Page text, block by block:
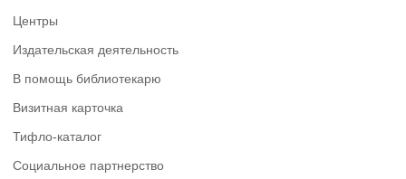
Центры
Издательская деятельность
В помощь библиотекарю
Визитная карточка
Тифло-каталог
Социальное партнерство